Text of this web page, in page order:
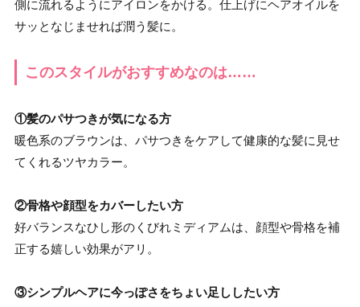
側に流れるようにアイロンをかける。仕上げにヘアオイルを
サッとなじませれば潤う髪に。
このスタイルがおすすめなのは……
①髪のパサつきが気になる方
暖色系のブラウンは、パサつきをケアして健康的な髪に見せ
てくれるツヤカラー。
②骨格や顔型をカバーしたい方
好バランスなひし形のくびれミディアムは、顔型や骨格を補
正する嬉しい効果がアリ。
③シンプルヘアに今っぽさをちょい足ししたい方